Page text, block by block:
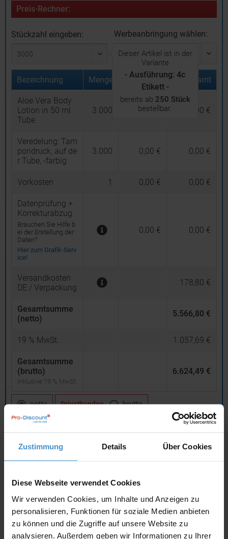
Zustimmung Details Über Cookies
Diese Webseite verwendet Cookies
Wir verwenden Cookies, um Inhalte und Anzeigen zu
personalisieren, Funktionen für soziale Medien anbieten
zu können und die Zugriffe auf unsere Website zu
analysieren. Außerdem geben wir Informationen zu Ihrer
Preis-Rechner:
Stückzahl eingeben:
Dieser Artikel ist in der
Variante
- Ausführung: 4c
Etikett -
bereits ab 250 Stück
bestellbar.
Werbeanbringung wählen:
Bezeichnung Menge Stückpreis Gesamt
Aloe Vera Body
Lotion in 50 ml
Tube
3.000 1,796 € 5.388,00 €
Veredelung: Tam
pondruck, auf de
r Tube, -farbig
3.000 0,00 € 0,00 €
Vorkosten 1 0,00 € 0,00 €
Datenprüfung +
Korrekturabzug
Brauchen Sie Hilfe b
ei der Erstellung der
Daten?
Hier zum Grafik-Serv
ice!
0,00 € 0,00 €
Versandkosten
DE / Verpackung
178,80 €
Gesamtsumme
(netto)
5.566,80 €
19 % MwSt. 1.057,69 €
Gesamtsumme
(brutto)
inklusive 19 % MwSt.
6.624,49 €
netto Privatkunden brutto
Individuelle Anfrage
Lieferzeiten